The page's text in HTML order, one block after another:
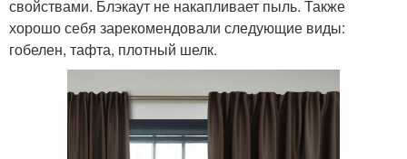
свойствами. Блэкаут не накапливает пыль. Также
хорошо себя зарекомендовали следующие виды:
гобелен, тафта, плотный шелк.